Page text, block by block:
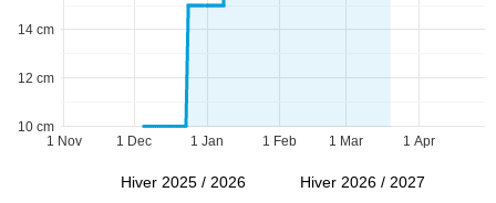
1 Nov 1 Dec 1 Jan 1 Feb 1 Mar 1 Apr
10 cm
12 cm
14 cm
Hiver 2025 / 2026 Hiver 2026 / 2027